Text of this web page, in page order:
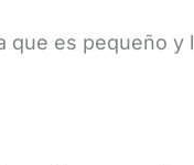
que es pequeño y